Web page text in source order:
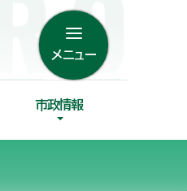
メニュー
市政情報